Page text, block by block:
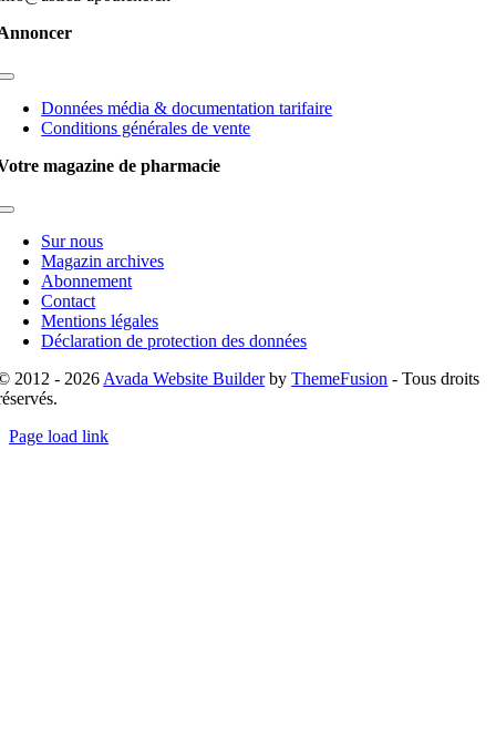
Toggle
NavigationDonnées média & documentation tarifaire
Conditions générales de vente
magazine de pharmacie
Toggle
NavigationSur nous
Magazin archives
Abonnement
Contact
Mentions légales
Déclaration de protection des données
2012 - 2026 Avada Website BuilderbyThemeFusion - Tous droits
Page load link